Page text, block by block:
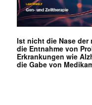
Ist nicht die Nase der
die Entnahme von
Erkrankungen wie
die Gabe von